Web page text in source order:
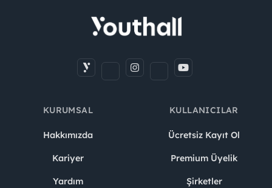
KURUMSAL
Hakkımızda
Kariyer
Yardım
KULLANICILAR
Ücretsiz Kayıt Ol
Premium Üyelik
Şirketler